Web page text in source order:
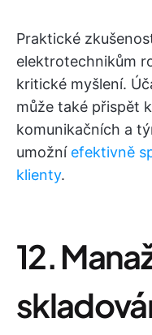
Praktické
elektrotechnikům
kritické myšlení.
může také přispět
komunikačních a
umožní efektivně
klienty.
12.